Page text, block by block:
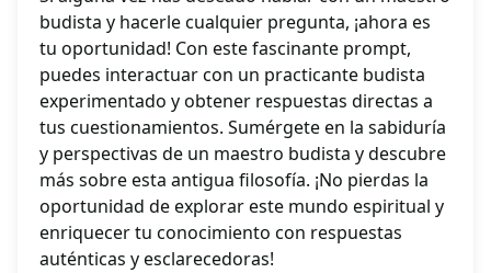
budista y hacerle cualquier pregunta, ¡ahora es
tu oportunidad! Con este fascinante prompt,
puedes interactuar con un practicante budista
experimentado y obtener respuestas directas a
tus cuestionamientos. Sumérgete en la sabiduría
y perspectivas de un maestro budista y descubre
más sobre esta antigua filosofía. ¡No pierdas la
oportunidad de explorar este mundo espiritual y
enriquecer tu conocimiento con respuestas
auténticas y esclarecedoras!